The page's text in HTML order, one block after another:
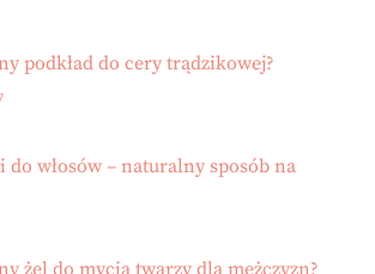
podkład do cery trądzikowej?
do włosów – naturalny sposób na